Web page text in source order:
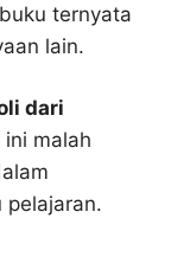
ternyata
lain.
dari
malah
pelajaran.